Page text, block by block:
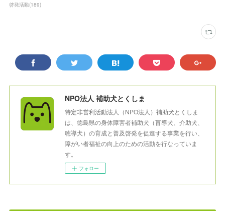
啓発活動(189)
NPO法人 補助犬とくしま
特定非営利活動法人（NPO法人）補助犬とくしま
は、徳島県の身体障害者補助犬（盲導犬、介助犬、
聴導犬）の育成と普及啓発を促進する事業を行い、
障がい者福祉の向上のための活動を行なっていま
す。
フォロー